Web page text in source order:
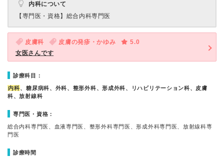
内科について
【専門医・資格】 総合内科専門医
皮膚科 皮膚の発疹・かゆみ
5.0
女医さんです
診療科目：
内科、糖尿病科、外科、整形外科、形成外科、リハビリテーション科、皮膚
科、放射線科
専門医・資格：
総合内科専門医、血液専門医、整形外科専門医、形成外科専門医、放射線科専
門医
診療時間